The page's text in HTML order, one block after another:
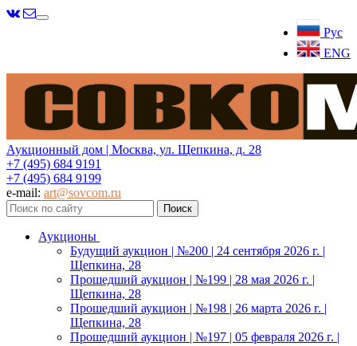
Рус
ENG
Меню
Аукционный дом | Москва, ул. Щепкина, д. 28
+7 (495) 684 9191
+7 (495) 684 9199
e-mail: art@sovcom.ru
Аукционы
Будущий аукцион | №200 | 24 сентября 2026 г. |
Щепкина, 28
Прошедший аукцион | №199 | 28 мая 2026 г. |
Щепкина, 28
Прошедший аукцион | №198 | 26 марта 2026 г. |
Щепкина, 28
Прошедший аукцион | №197 | 05 февраля 2026 г. |